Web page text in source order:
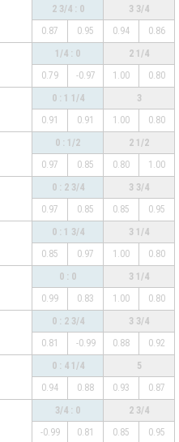
2 3/4 : 0
3 3/4
0.87
0.95 0.94 0.86
1/4 : 0
2 1/4
0.79
-0.97 1.00 0.80
0 : 1 1/4
3
0.91
0.91 1.00 0.80
0 : 1/2
2 1/2
0.97
0.85 0.80 1.00
0 : 2 3/4
3 3/4
0.97
0.85 0.85 0.95
0 : 1 3/4
3 1/4
0.85
0.97 1.00 0.80
0 : 0
3 1/4
0.99
0.83 1.00 0.80
0 : 2 3/4
3 3/4
0.81
-0.99 0.88 0.92
0 : 4 1/4
5
0.94
0.88 0.93 0.87
3/4 : 0
2 3/4
-0.99
0.81 0.85 0.95